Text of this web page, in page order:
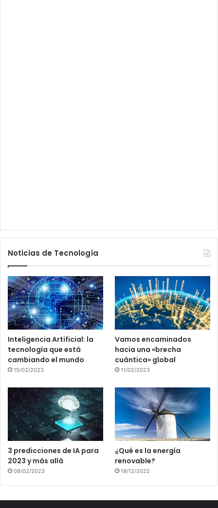
Noticias de Tecnología
Inteligencia Artificial: la
tecnología que está
cambiando el mundo
15/02/2023
Vamos encaminados
hacia una «brecha
cuántica» global
11/02/2023
3 predicciones de IA para
2023 y más allá
09/02/2023
¿Qué es la energía
renovable?
19/12/2022